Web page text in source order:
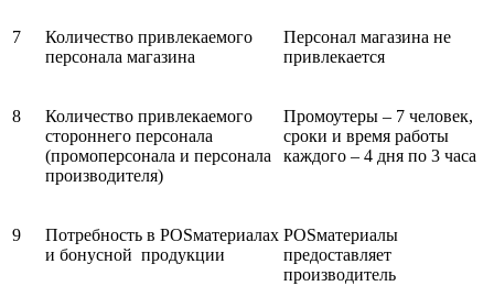
7
Количество привлекаемого
персонала магазина
Персонал магазина не
привлекается
8
Количество привлекаемого
стороннего персонала
(промоперсонала и персонала
производителя)
Промоутеры – 7 человек,
сроки и время работы
каждого – 4 дня по 3 часа
9
Потребность в POS­материалах
и бонусной продукции
POS­материалы
предоставляет
производитель